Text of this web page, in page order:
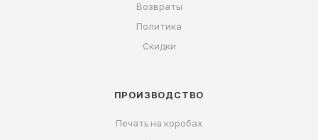
Возвраты
Политика
Скидки
ПРОИЗВОДСТВО
Печать на коробах